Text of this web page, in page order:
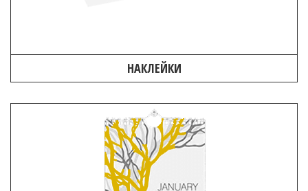
НАКЛЕЙКИ